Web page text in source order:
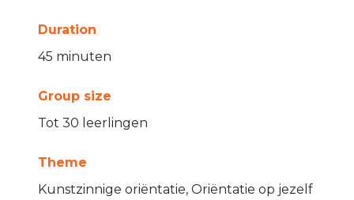
Duration
45 minuten
Group size
Tot 30 leerlingen
Theme
Kunstzinnige oriëntatie, Oriëntatie op jezelf